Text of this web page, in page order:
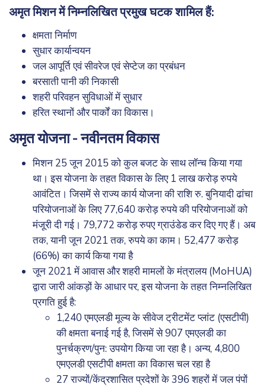
अमृत मिशन में निम्नलिखित प्रमुख घटक शामिल हैं:
क्षमता निर्माण
सुधार कार्यान्वयन
जल आपूर्ति एवं सीवरेज एवं सेप्टेज का प्रबंधन
बरसाती पानी की निकासी
शहरी परिवहन सुविधाओं में सुधार
हरित स्थानों और पार्कों का विकास।
अमृत योजना - नवीनतम विकास
मिशन 25 जून 2015 को ‎कुल बजट के साथ लॉन्च किया गया
था। इस योजना के तहत विकास के लिए 1 लाख करोड़ रुपये
आवंटित। जिसमें से राज्य कार्य योजना की राशि रु. बुनियादी ढांचा
परियोजनाओं के लिए 77,640 करोड़ रुपये की परियोजनाओं को
मंजूरी दी गई। 79,772 करोड़ रुपए ग्राउंडेड कर दिए गए हैं। अब
तक, यानी जून 2021 तक, रुपये का काम। 52,477 करोड़
(66%) का कार्य किया गया है
जून 2021 में आवास और शहरी मामलों के मंत्रालय (MoHUA)
द्वारा जारी आंकड़ों के आधार पर, इस योजना के तहत निम्नलिखित
प्रगति हुई है:
1,240 एमएलडी मूल्य के सीवेज ट्रीटमेंट प्लांट (एसटीपी)
की क्षमता बनाई गई है, जिसमें से 907 एमएलडी का
पुनर्चक्रण/पुन: उपयोग किया जा रहा है। अन्य, 4,800
एमएलडी एसटीपी क्षमता का विकास चल रहा है
27 राज्यों/केंद्रशासित प्रदेशों के 396 शहरों में जल पंपों